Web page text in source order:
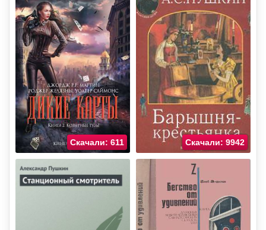
Скачали: 611 Скачали: 9942